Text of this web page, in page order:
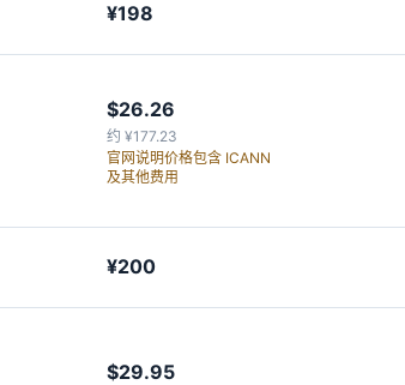
¥198
$26.26
约 ¥177.23
官网说明价格包含 ICANN
及其他费用
¥200
$29.95